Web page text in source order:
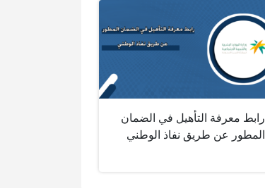
رابط معرفة التأهيل في الضمان
المطور عن طريق نفاذ الوطني